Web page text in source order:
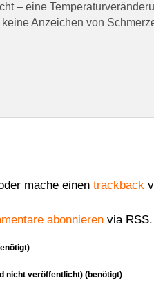
– eine
Anzeichen von
mache einen trackback
abonnieren via RSS.
nicht veröffentlicht) (benötigt)